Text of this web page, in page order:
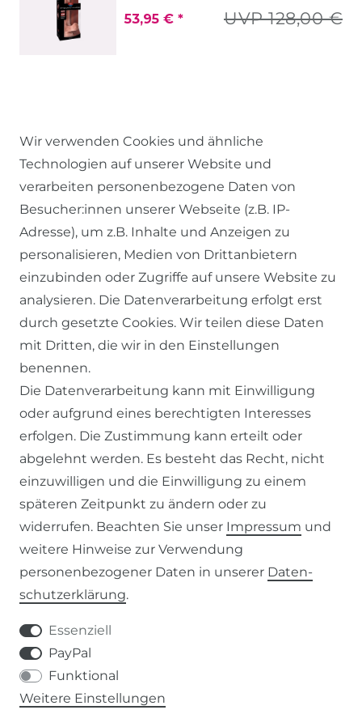
UVP 128,00 €
53,95 € *
RECHTLICHES
AGB
WIDERRUFSRECHT
DATENSCHUTZERKLÄRUNG
IMPRESSUM
SERVICE
ZAHLUNG & VERSAND
KONTAKT
VERTRAG WIDERRUFEN
KONTAKT
+49 (0) 9453 / 302130
info@despre.de
Wir verwenden Cookies und ähnliche
Technologien auf unserer Website und
verarbeiten personenbezogene Daten von
Besucher:innen unserer Webseite (z.B. IP-
Adresse), um z.B. Inhalte und Anzeigen zu
personalisieren, Medien von Drittanbietern
einzubinden oder Zugriffe auf unsere Website zu
analysieren. Die Datenverarbeitung erfolgt erst
durch gesetzte Cookies. Wir teilen diese Daten
mit Dritten, die wir in den Einstellungen
benennen.
Die Datenverarbeitung kann mit Einwilligung
oder aufgrund eines berechtigten Interesses
erfolgen. Die Zustimmung kann erteilt oder
abgelehnt werden. Es besteht das Recht, nicht
einzuwilligen und die Einwilligung zu einem
späteren Zeitpunkt zu ändern oder zu
widerrufen. Beachten Sie unser Impressum und
weitere Hinweise zur Verwendung
personenbezogener Daten in unserer Daten­
schutz­erklärung.
Essenziell
PayPal
Funktional
Weitere Einstellungen